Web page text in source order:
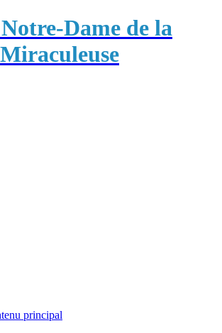
Dame de la
principal